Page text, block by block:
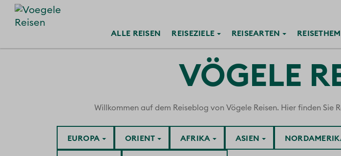
ALLE REISEN REISEZIELE REISEARTEN REISE
VÖGELE
Willkommen auf dem Reiseblog von Vögele Reisen. Hier finden Sie
AFRIKA ASIEN
EUROPA ORIENT